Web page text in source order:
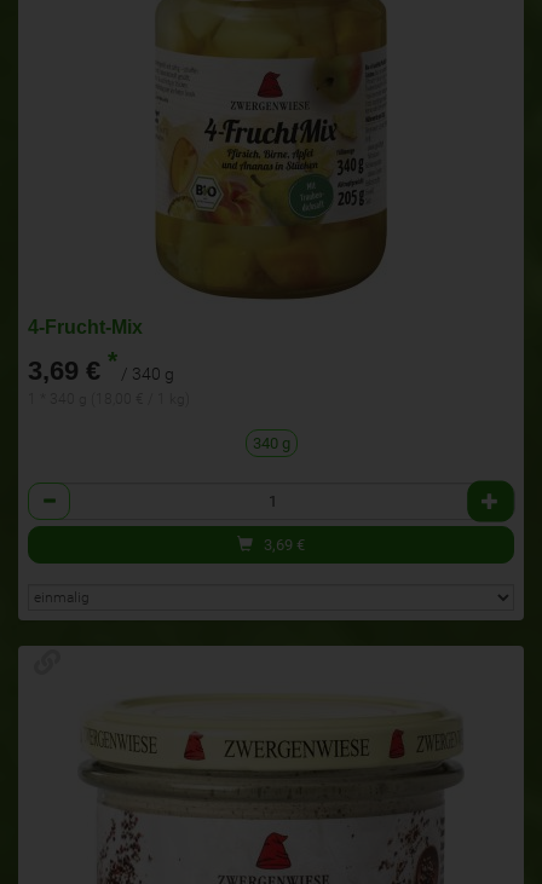
4-Frucht-Mix
3,69 € * / 340 g
340 g
Anzahl
3,69 €